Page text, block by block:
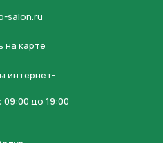
salon.ru
на карте
интернет-
до 19:00